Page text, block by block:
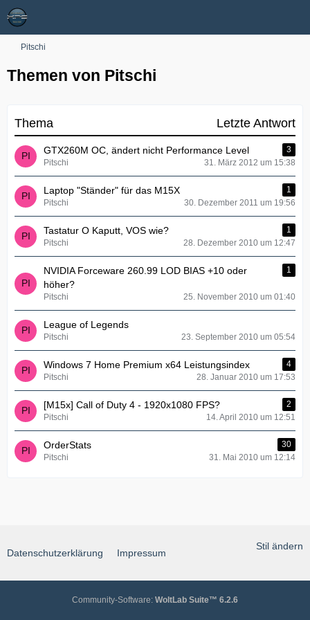
Pitschi
Themen von Pitschi
Thema Letzte Antwort
GTX260M OC, ändert nicht Performance Level
3
Pitschi
31. März 2012 um 15:38
Laptop "Ständer" für das M15X
1
Pitschi
30. Dezember 2011 um 19:56
Tastatur O Kaputt, VOS wie?
1
Pitschi
28. Dezember 2010 um 12:47
NVIDIA Forceware 260.99 LOD BIAS +10 oder
höher?
1
Pitschi 25. November 2010 um 01:40
League of Legends
Pitschi 23. September 2010 um 05:54
Windows 7 Home Premium x64 Leistungsindex
4
Pitschi
28. Januar 2010 um 17:53
[M15x] Call of Duty 4 - 1920x1080 FPS?
2
Pitschi
14. April 2010 um 12:51
OrderStats
30
Pitschi
31. Mai 2010 um 12:14
Stil ändern
Datenschutzerklärung Impressum
Community-Software: WoltLab Suite™ 6.2.6